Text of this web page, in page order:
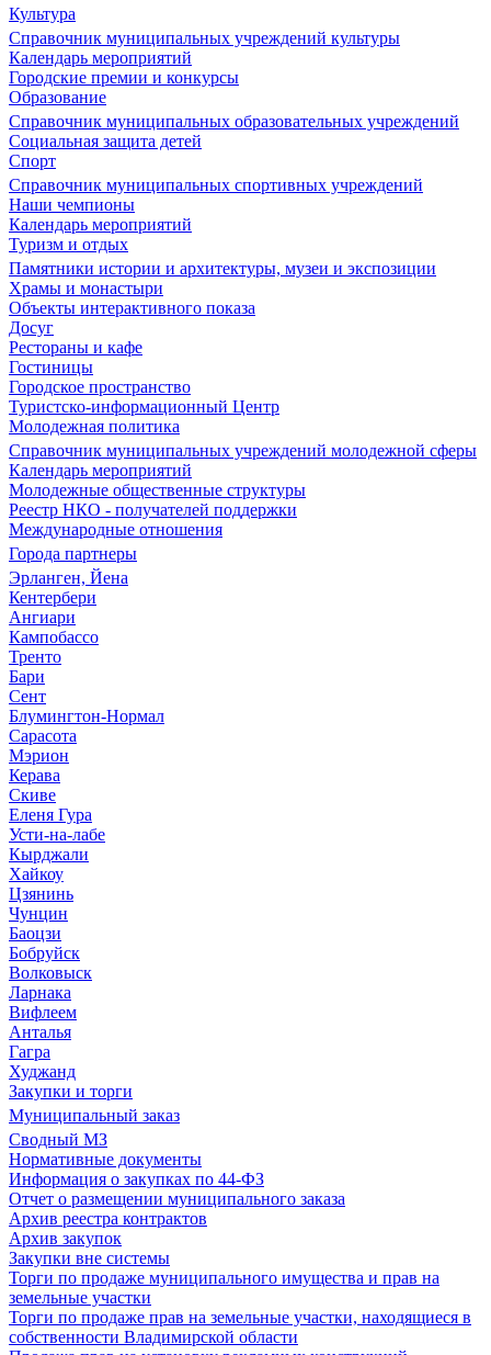
Культура
Справочник муниципальных учреждений культуры
Календарь мероприятий
Городские премии и конкурсы
Образование
Справочник муниципальных образовательных учреждений
Социальная защита детей
Спорт
Справочник муниципальных спортивных учреждений
Наши чемпионы
Календарь мероприятий
Туризм и отдых
Памятники истории и архитектуры, музеи и экспозиции
Храмы и монастыри
Объекты интерактивного показа
Досуг
Рестораны и кафе
Гостиницы
Городское пространство
Туристско-информационный Центр
Молодежная политика
Справочник муниципальных учреждений молодежной сферы
Календарь мероприятий
Молодежные общественные структуры
Реестр НКО - получателей поддержки
Международные отношения
Города партнеры
Эрланген, Йена
Кентербери
Ангиари
Кампобассо
Тренто
Бари
Сент
Блумингтон-Нормал
Сарасота
Мэрион
Керава
Скиве
Еленя Гура
Усти-на-лабе
Кырджали
Хайкоу
Цзянинь
Чунцин
Баоцзи
Бобруйск
Волковыск
Ларнака
Вифлеем
Анталья
Гагра
Худжанд
Закупки и торги
Муниципальный заказ
Сводный МЗ
Нормативные документы
Информация о закупках по 44-ФЗ
Отчет о размещении муниципального заказа
Архив реестра контрактов
Архив закупок
Закупки вне системы
Торги по продаже муниципального имущества и прав на
земельные участки
Торги по продаже прав на земельные участки, находящиеся в
собственности Владимирской области